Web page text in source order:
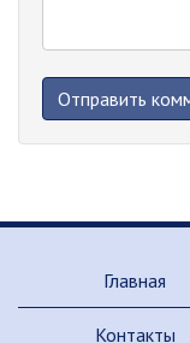
Главная
Контакты